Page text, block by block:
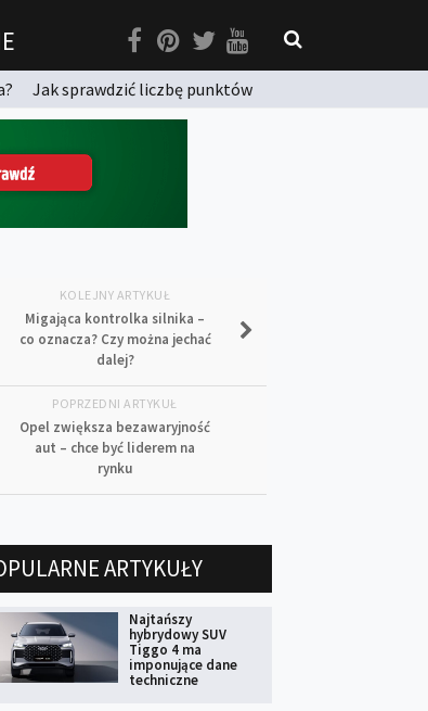
Jak sprawdzić liczbę punktów
KOLEJNY ARTYKUŁ
Migająca kontrolka silnika –
co oznacza? Czy można jechać
dalej?
POPRZEDNI ARTYKUŁ
Opel zwiększa bezawaryjność
aut – chce być liderem na
rynku
ARTYKUŁY
Najtańszy
hybrydowy SUV
Tiggo 4 ma
imponujące dane
techniczne